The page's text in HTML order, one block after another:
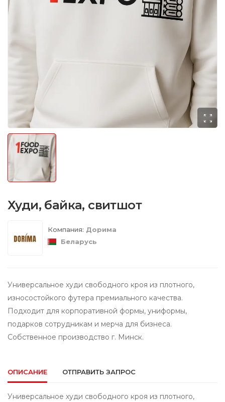
Худи, байка, свитшот
Компания: Дорима
Беларусь
Универсальное худи свободного кроя из плотного,
износостойкого футера премиального качества.
Подходит для корпоративной формы, униформы,
подарков сотрудникам и мерча для бизнеса.
Собственное производство г. Минск.
ОПИСАНИЕ ОТПРАВИТЬ ЗАПРОС
Универсальное худи свободного кроя из плотного,